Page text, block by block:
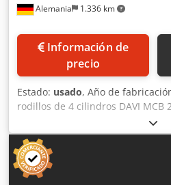
Alemania 1.336 km
Información de
precio
Estado: usado, Año de
rodillos de 4 cilindros DAVI MCB
Datos técnicos: Año de
DAVI Ancho de trabajo de
curvado de chapa: 10 mm
Longitud de rodillos: 2050 mm
10 HP Dsdpfey I Uh Sex Apdowa